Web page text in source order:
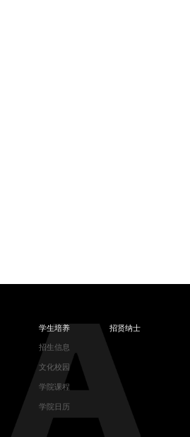
学生培养
招生信息
文化校园
学院课程
学院日历
招贤纳士